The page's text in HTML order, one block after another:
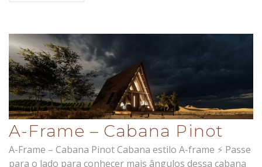
A-Frame – Cabana Pinot
A-Frame – Cabana Pinot Cabana estilo A-frame ⚡ Passe
para o lado para conhecer mais ângulos dessa cabana